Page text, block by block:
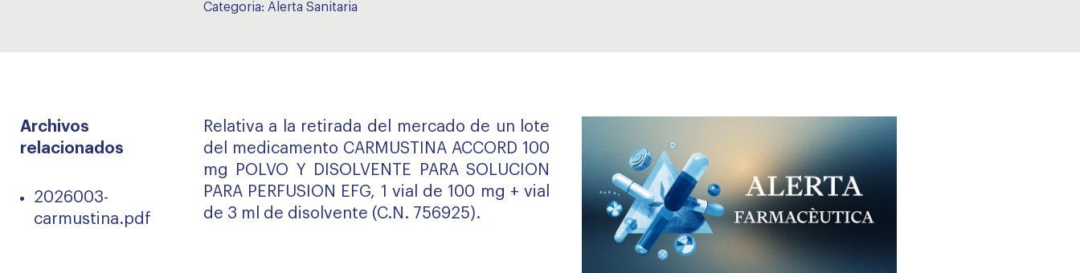
Categoria: Alerta Sanitaria
Archivos
relacionados
2026003-
carmustina.pdf
Relativa a la retirada del mercado de un lote
del medicamento CARMUSTINA ACCORD 100
mg POLVO Y DISOLVENTE PARA SOLUCION
PARA PERFUSION EFG, 1 vial de 100 mg + vial
de 3 ml de disolvente (C.N. 756925).